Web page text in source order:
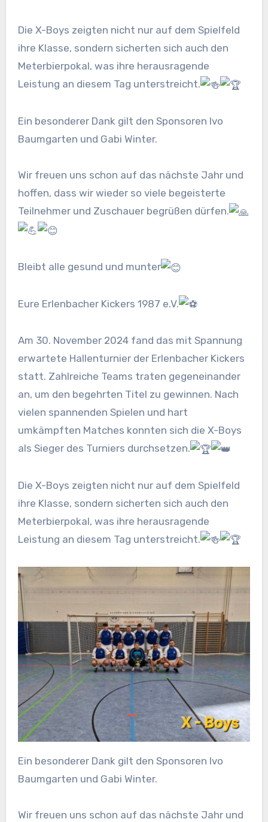
Die X-Boys zeigten nicht nur auf dem Spielfeld
ihre Klasse, sondern sicherten sich auch den
Meterbierpokal, was ihre herausragende
Leistung an diesem Tag unterstreicht.
Ein besonderer Dank gilt den Sponsoren Ivo
Baumgarten und Gabi Winter.
Wir freuen uns schon auf das nächste Jahr und
hoffen, dass wir wieder so viele begeisterte
Teilnehmer und Zuschauer begrüßen dürfen.
Bleibt alle gesund und munter
Eure Erlenbacher Kickers 1987 e.V.
Am 30. November 2024 fand das mit Spannung
erwartete Hallenturnier der Erlenbacher Kickers
statt. Zahlreiche Teams traten gegeneinander
an, um den begehrten Titel zu gewinnen. Nach
vielen spannenden Spielen und hart
umkämpften Matches konnten sich die X-Boys
als Sieger des Turniers durchsetzen.
Die X-Boys zeigten nicht nur auf dem Spielfeld
ihre Klasse, sondern sicherten sich auch den
Meterbierpokal, was ihre herausragende
Leistung an diesem Tag unterstreicht.
Ein besonderer Dank gilt den Sponsoren Ivo
Baumgarten und Gabi Winter.
Wir freuen uns schon auf das nächste Jahr und